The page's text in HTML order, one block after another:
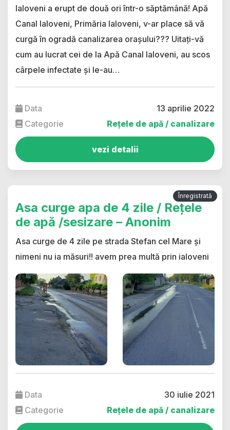
Ialoveni a erupt de două ori într-o săptămână! Apă
Canal Ialoveni, Primăria Ialoveni, v-ar place să vă
curgă în ogradă canalizarea orașului??? Uitați-vă
cum au lucrat cei de la Apă Canal Ialoveni, au scos
cârpele infectate și le-au…
Data
13 aprilie 2022
Categorie
Rețele de apă / canalizare
vezi detalii
Înregistrată
Asa curge apa de 4 zile / Rețele
de apă /sesizare – Anonim
Asa curge de 4 zile pe strada Stefan cel Mare și
nimeni nu ia măsuri!! avem prea multă prin ialoveni
Data
30 iulie 2021
Categorie
Rețele de apă / canalizare